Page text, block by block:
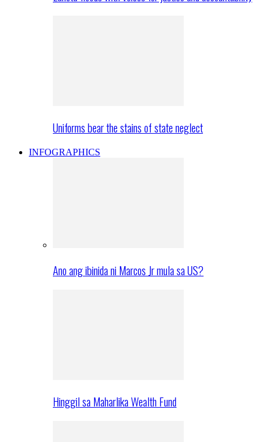
Uniforms bear the stains of state neglect
INFOGRAPHICS
Ano ang ibinida ni Marcos Jr mula sa US?
Hinggil sa Maharlika Wealth Fund